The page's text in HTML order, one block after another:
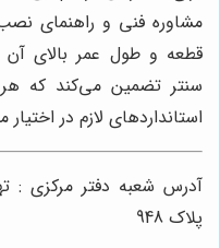
مشاوره فنی و راهنمای
قطعه و طول عمر بالای آن
سنتر تضمین می‌کند که هر
استانداردهای لازم در اختیار
آدرس شعبه دفتر مرکزی :
پلاک 948